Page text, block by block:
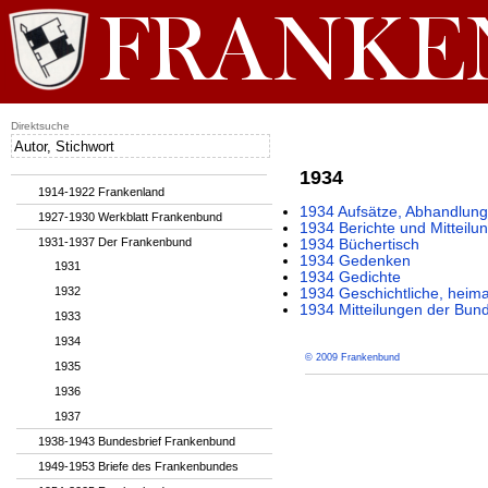
1934
1934 Aufsätze,
1934 Berichte und
1934 Büchertisch
1934 Gedenken
1934 Gedichte
1934 Geschichtliche,
1934 Mitteilungen der
© 2009 Frankenbund
1914-1922 Frankenland
1927-1930 Werkblatt Frankenbund
1931-1937 Der Frankenbund
1931
1932
1933
1934
1935
1936
1937
1938-1943 Bundesbrief Frankenbund
1949-1953 Briefe des Frankenbundes
Direktsuche